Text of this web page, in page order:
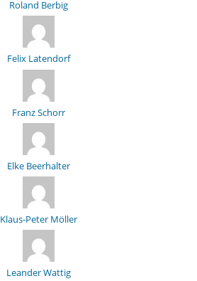
Roland Berbig
Felix Latendorf
Franz Schorr
Elke Beerhalter
Klaus-Peter Möller
Leander Wattig